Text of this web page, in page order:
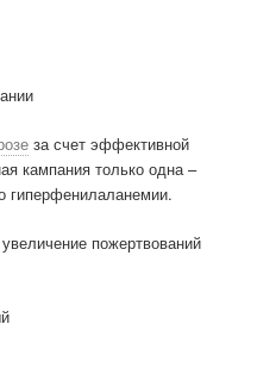
за счет эффективной
кампания только одна –
гиперфенилаланемии.
пожертвований